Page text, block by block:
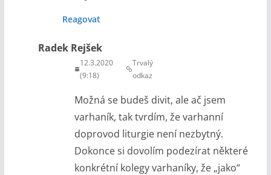
Reagovat
Radek Rejšek
12.3.2020
(9:18)
Trvalý
odkaz
Možná se budeš divit, ale ač jsem
varhaník, tak tvrdím, že varhanní
doprovod liturgie není nezbytný.
Dokonce si dovolím podezírat některé
konkrétní kolegy varhaníky, že „jako“